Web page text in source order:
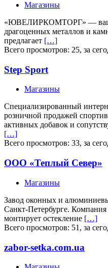
Магазины
«ЮВЕЛИРКОМТОРГ» — ваш
драгоценных металлов и
предлагает […]
Всего просмотров: 25, за
Step Sport
Магазины
Специализированный
розничной продажей
активных добавок и
[…]
Всего просмотров: 33, за
ООО «Теплый Север»
Магазины
Завод оконных и
Санкт-Петербурге.
монтирует остекление […]
Всего просмотров: 51, за
zabor-setka.com.ua